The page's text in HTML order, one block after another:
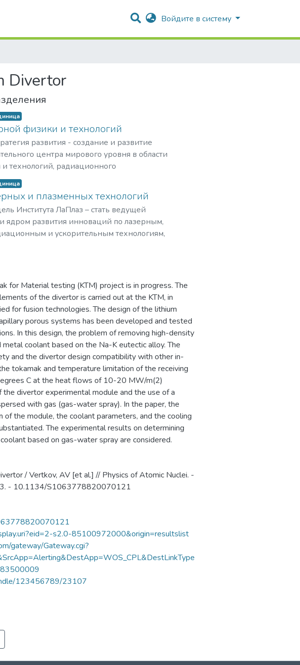
Войдите в систему
Divertor
физики и технологий
развития - создание и развитие
центра мирового уровня в области
технологий, радиационного
физики элементарных частиц,
и плазменных технологий
Института ЛаПлаз – стать ведущей
ядром развития инноваций по лазерным,
и ускорительным технологиям,
for Material testing (KTM) project is in progress. The
of the divertor is carried out at the KTM, in
for fusion technologies. The design of the lithium
porous systems has been developed and tested
In this design, the problem of removing high-density
coolant based on the Na-K eutectic alloy. The
and the divertor design compatibility with other in-
tokamak and temperature limitation of the receiving
C at the heat flows of 10-20 MW/m(2)
divertor experimental module and the use of a
with gas (gas-water spray). In the paper, the
the module, the coolant parameters, and the cooling
The experimental results on determining
based on gas-water spray are considered.
/ Vertkov, AV [et al.] // Physics of Atomic Nuclei. -
- 10.1134/S1063778820070121
s2.0-85100972000&origin=resultslist
gateway/Gateway.cgi?
123456789/23107